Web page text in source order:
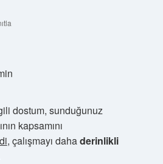
dostum, sunduğunuz
kapsamını
, çalışmayı dahaderinlikli